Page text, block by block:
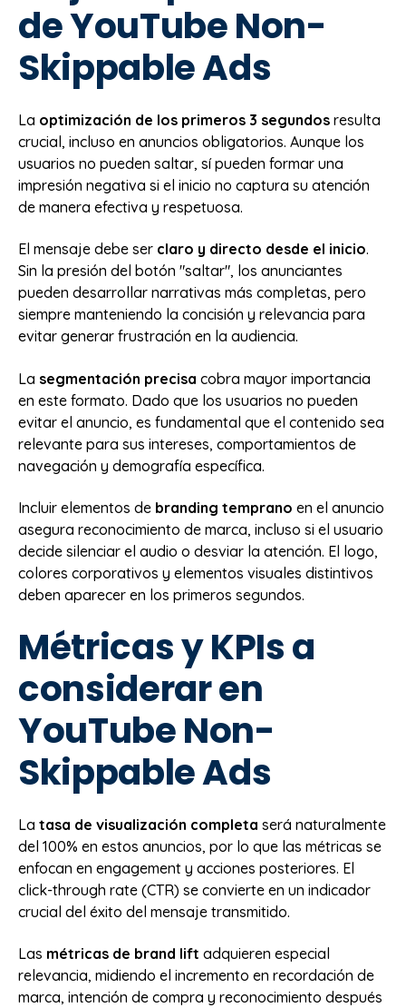
de YouTube Non-
Skippable Ads
La optimización de los primeros 3 segundos resulta
crucial, incluso en anuncios obligatorios. Aunque los
usuarios no pueden saltar, sí pueden formar una
impresión negativa si el inicio no captura su atención
de manera efectiva y respetuosa.
El mensaje debe ser claro y directo desde el inicio.
Sin la presión del botón "saltar", los anunciantes
pueden desarrollar narrativas más completas, pero
siempre manteniendo la concisión y relevancia para
evitar generar frustración en la audiencia.
La segmentación precisa cobra mayor importancia
en este formato. Dado que los usuarios no pueden
evitar el anuncio, es fundamental que el contenido sea
relevante para sus intereses, comportamientos de
navegación y demografía específica.
Incluir elementos de branding temprano en el anuncio
asegura reconocimiento de marca, incluso si el usuario
decide silenciar el audio o desviar la atención. El logo,
colores corporativos y elementos visuales distintivos
deben aparecer en los primeros segundos.
Métricas y KPIs a
considerar en
YouTube Non-
Skippable Ads
La tasa de visualización completa será naturalmente
del 100% en estos anuncios, por lo que las métricas se
enfocan en engagement y acciones posteriores. El
click-through rate (CTR) se convierte en un indicador
crucial del éxito del mensaje transmitido.
Las métricas de brand lift adquieren especial
relevancia, midiendo el incremento en recordación de
marca, intención de compra y reconocimiento después